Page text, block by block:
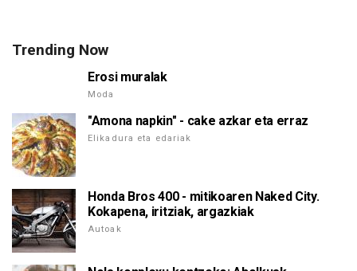
Trending Now
Erosi muralak
Moda
"Amona napkin" - cake azkar eta erraz
Elikadura eta edariak
Honda Bros 400 - mitikoaren Naked City.
Kokapena, iritziak, argazkiak
Autoak